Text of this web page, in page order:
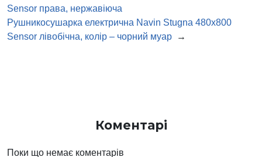
Sensor права, нержавіюча
Рушникосушарка електрична Navin Stugna 480х800
Sensor лівобічна, колір – чорний муар
→
Коментарі
Поки що немає коментарів